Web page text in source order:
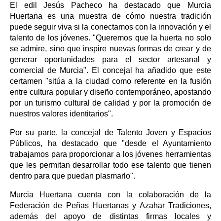
El edil Jesús Pacheco ha destacado que Murcia
Huertana es una muestra de cómo nuestra tradición
puede seguir viva si la conectamos con la innovación y el
talento de los jóvenes. "Queremos que la huerta no solo
se admire, sino que inspire nuevas formas de crear y de
generar oportunidades para el sector artesanal y
comercial de Murcia". El concejal ha añadido que este
certamen "sitúa a la ciudad como referente en la fusión
entre cultura popular y diseño contemporáneo, apostando
por un turismo cultural de calidad y por la promoción de
nuestros valores identitarios".
Por su parte, la concejal de Talento Joven y Espacios
Públicos, ha destacado que "desde el Ayuntamiento
trabajamos para proporcionar a los jóvenes herramientas
que les permitan desarrollar todo ese talento que tienen
dentro para que puedan plasmarlo".
Murcia Huertana cuenta con la colaboración de la
Federación de Peñas Huertanas y Azahar Tradiciones,
además del apoyo de distintas firmas locales y